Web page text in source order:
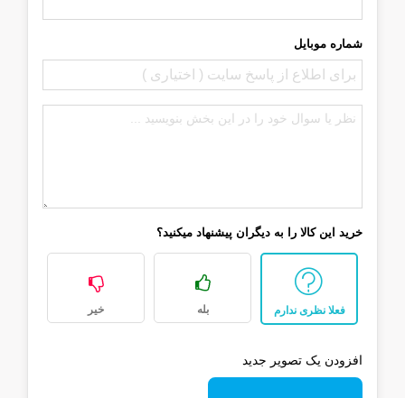
شماره موبایل
خرید این کالا را به دیگران پیشنهاد میکنید؟
فعلا نظری ندارم بله خیر
افزودن یک تصویر جدید